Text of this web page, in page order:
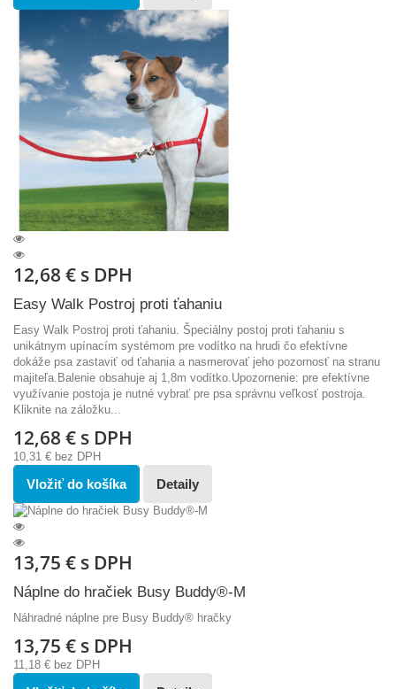
12,68 € s DPH
Easy Walk Postroj proti ťahaniu
Easy Walk Postroj proti ťahaniu. Špeciálny postoj proti ťahaniu s
unikátnym upínacím systémom pre vodítko na hrudi čo efektívne
dokáže psa zastaviť od ťahania a nasmerovať jeho pozornosť na stranu
majiteľa.Balenie obsahuje aj 1,8m vodítko.Upozornenie: pre efektívne
využívanie postoja je nutné vybrať pre psa správnu veľkosť postroja.
Kliknite na záložku...
12,68 € s DPH
10,31 € bez DPH
Vložiť do košíka Detaily
13,75 € s DPH
Náplne do hračiek Busy Buddy®-M
Náhradné náplne pre Busy Buddy® hračky
13,75 € s DPH
11,18 € bez DPH